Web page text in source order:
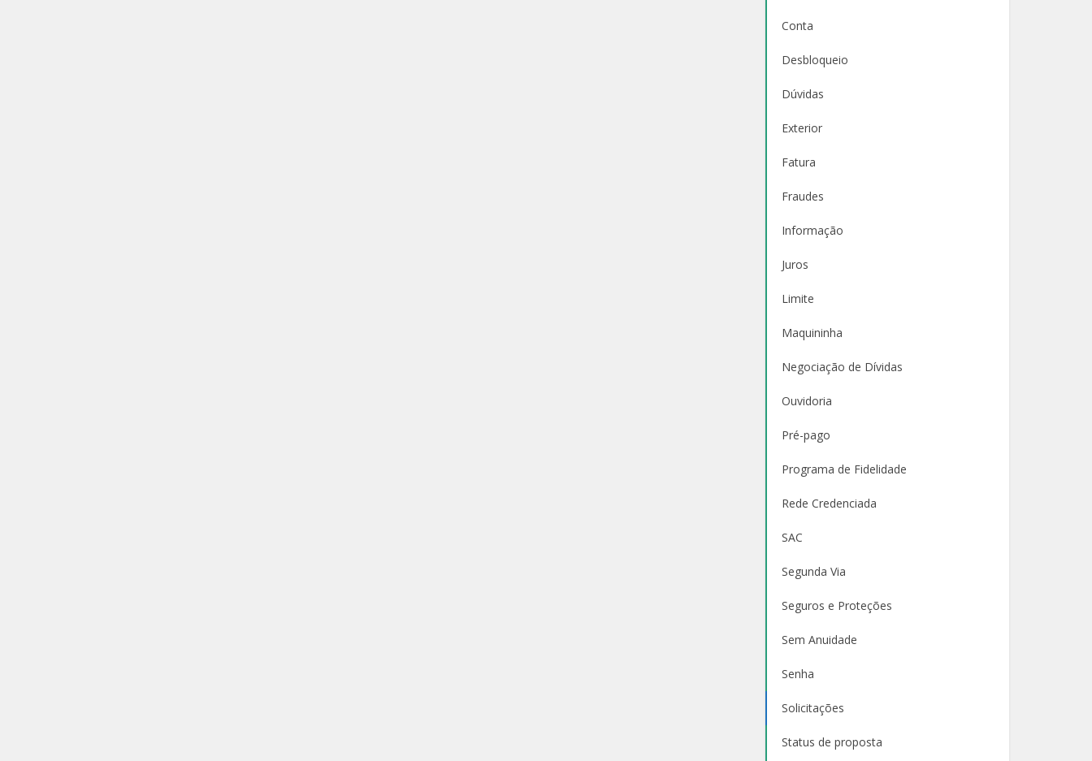
Conta
Desbloqueio
Dúvidas
Exterior
Fatura
Fraudes
Informação
Juros
Limite
Maquininha
Negociação de Dívidas
Ouvidoria
Pré-pago
Programa de Fidelidade
Rede Credenciada
SAC
Segunda Via
Seguros e Proteções
Sem Anuidade
Senha
Solicitações
Status de proposta